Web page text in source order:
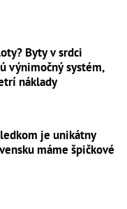
Byty v srdci
výnimočný systém,
náklady
je unikátny
máme špičkové